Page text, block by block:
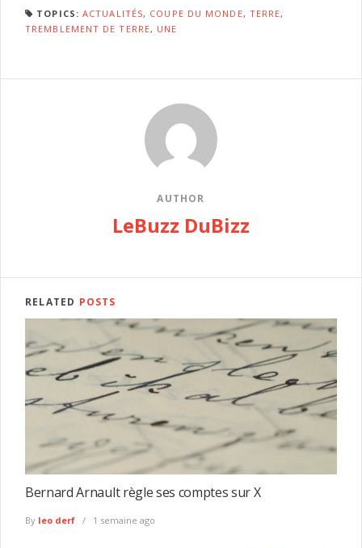
TOPICS: ACTUALITÉS, COUPE DU MONDE, TERRE,
TREMBLEMENT DE TERRE, UNE
AUTHOR
LeBuzz DuBizz
RELATED POSTS
Bernard Arnault règle ses comptes sur X
By leo derf 1 semaine ago